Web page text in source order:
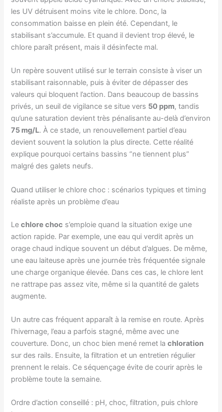
les UV détruisent moins vite le chlore. Donc, la
consommation baisse en plein été. Cependant, le
stabilisant s’accumule. Et quand il devient trop élevé, le
chlore paraît présent, mais il désinfecte mal.
Un repère souvent utilisé sur le terrain consiste à viser un
stabilisant raisonnable, puis à éviter de dépasser des
valeurs qui bloquent l’action. Dans beaucoup de bassins
privés, un seuil de vigilance se situe vers 50 ppm, tandis
qu’une saturation devient très pénalisante au-delà d’environ
75 mg/L. À ce stade, un renouvellement partiel d’eau
devient souvent la solution la plus directe. Cette réalité
explique pourquoi certains bassins “ne tiennent plus”
malgré des galets neufs.
Quand utiliser le chlore choc : scénarios typiques et timing
réaliste après un problème d’eau
Lechlore choc s’emploie quand la situation exige une
action rapide. Par exemple, une eau qui verdit après un
orage chaud indique souvent un début d’algues. De même,
une eau laiteuse après une journée très fréquentée signale
une charge organique élevée. Dans ces cas, le chlore lent
ne rattrape pas assez vite, même si la quantité de galets
augmente.
Un autre cas fréquent apparaît à la remise en route. Après
l’hivernage, l’eau a parfois stagné, même avec une
couverture. Donc, un choc bien mené remet lachloration
sur des rails. Ensuite, la filtration et un entretien régulier
prennent le relais. Ce séquençage évite de courir après le
problème toute la semaine.
Ordre d’action conseillé : pH, choc, filtration, puis chlore